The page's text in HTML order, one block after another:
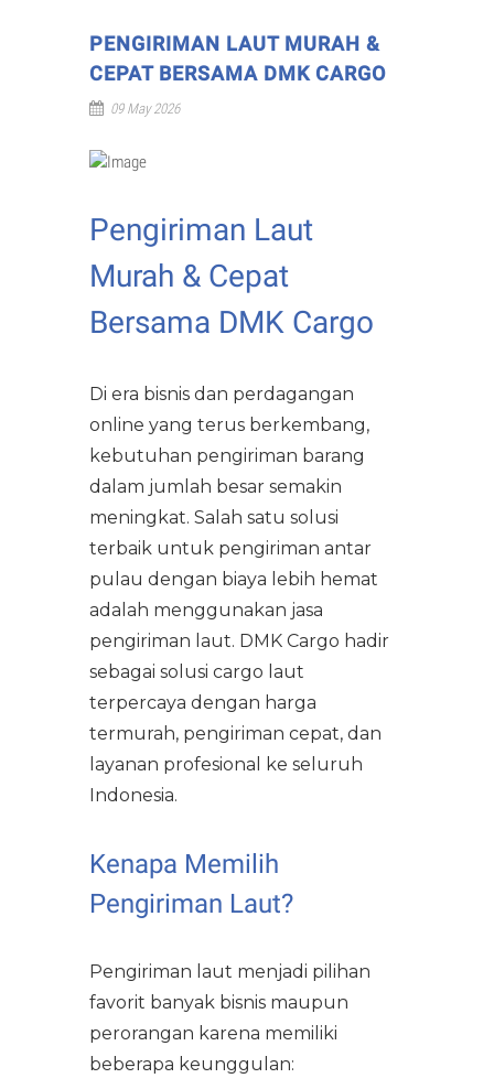
Live Animal
Dangerous Goods
Human Remains
Sewa Pesawat Cargo
Pergudangan
Logistik
Jasa Pindahan
Spesifikasi Pesawat Udara
Daftar Istilah Cargo
Tracking
Port & Alur Bisnis
Panduan Identitas
PENGIRIMAN LAUT MURAH &
CEPAT BERSAMA DMK CARGO
09 May 2026
Pengiriman Laut
Murah & Cepat
Bersama DMK Cargo
Di era bisnis dan perdagangan
online yang terus berkembang,
kebutuhan pengiriman barang
dalam jumlah besar semakin
meningkat. Salah satu solusi
terbaik untuk pengiriman antar
pulau dengan biaya lebih hemat
adalah menggunakan jasa
pengiriman laut. DMK Cargo hadir
sebagai solusi cargo laut
terpercaya dengan harga
termurah, pengiriman cepat, dan
layanan profesional ke seluruh
Indonesia.
Kenapa Memilih
Pengiriman Laut?
Pengiriman laut menjadi pilihan
favorit banyak bisnis maupun
perorangan karena memiliki
beberapa keunggulan: